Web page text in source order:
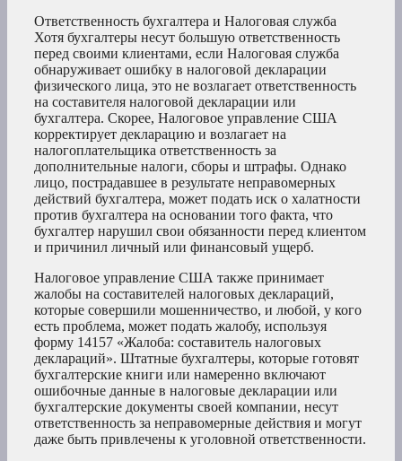
Ответственность бухгалтера и Налоговая служба
Хотя бухгалтеры несут большую ответственность
перед своими клиентами, если Налоговая служба
обнаруживает ошибку в налоговой декларации
физического лица, это не возлагает ответственность
на составителя налоговой декларации или
бухгалтера. Скорее, Налоговое управление США
корректирует декларацию и возлагает на
налогоплательщика ответственность за
дополнительные налоги, сборы и штрафы. Однако
лицо, пострадавшее в результате неправомерных
действий бухгалтера, может подать иск о халатности
против бухгалтера на основании того факта, что
бухгалтер нарушил свои обязанности перед клиентом
и причинил личный или финансовый ущерб.
Налоговое управление США также принимает
жалобы на составителей налоговых деклараций,
которые совершили мошенничество, и любой, у кого
есть проблема, может подать жалобу, используя
форму 14157 «Жалоба: составитель налоговых
деклараций». Штатные бухгалтеры, которые готовят
бухгалтерские книги или намеренно включают
ошибочные данные в налоговые декларации или
бухгалтерские документы своей компании, несут
ответственность за неправомерные действия и могут
даже быть привлечены к уголовной ответственности.